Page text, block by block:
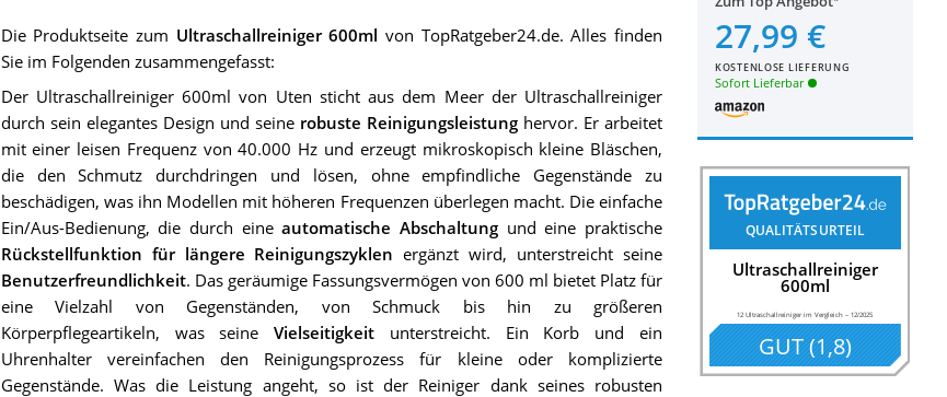
27,99 €
KOSTENLOSE LIEFERUNG
Sofort Lieferbar
QUALITÄTSURTEIL
Ultraschallreiniger
600ml
12 Ultraschallreiniger im Vergleich –12/2025
GUT(1,8)
Die Produktseite zum Ultraschallreiniger 600ml von TopRatgeber24.de. Alles finden
Sie im Folgenden zusammengefasst:
Der Ultraschallreiniger 600ml von Uten sticht aus dem Meer der Ultraschallreiniger
durch sein elegantes Design und seine robuste Reinigungsleistunghervor. Er arbeitet
mit einer leisen Frequenz von 40.000 Hz und erzeugt mikroskopisch kleine Bläschen,
die den Schmutz durchdringen und lösen, ohne empfindliche Gegenstände zu
beschädigen, was ihn Modellen mit höheren Frequenzen überlegen macht. Die einfache
Ein/Aus-Bedienung, die durch eineautomatische Abschaltung und eine praktische
Rückstellfunktion für längere Reinigungszyklen ergänzt wird, unterstreicht seine
Benutzerfreundlichkeit. Das geräumige Fassungsvermögen von 600 ml bietet Platz für
eine Vielzahl von Gegenständen, von Schmuck bis hin zu größeren
Körperpflegeartikeln, was seineVielseitigkeit unterstreicht. Ein Korb und ein
Uhrenhalter vereinfachen den Reinigungsprozess für kleine oder komplizierte
Gegenstände. Was die Leistung angeht, so ist der Reiniger dank seines robusten